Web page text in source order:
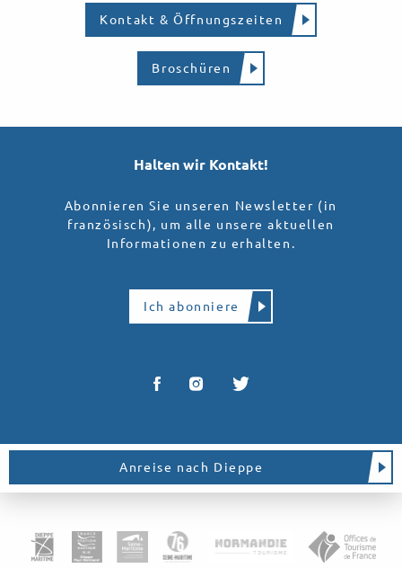
Kontakt & Öffnungszeiten
Broschüren
Halten wir Kontakt!
Abonnieren Sie unseren Newsletter (in
französisch), um alle unsere aktuellen
Informationen zu erhalten.
Ich abonniere
Anreise nach Dieppe